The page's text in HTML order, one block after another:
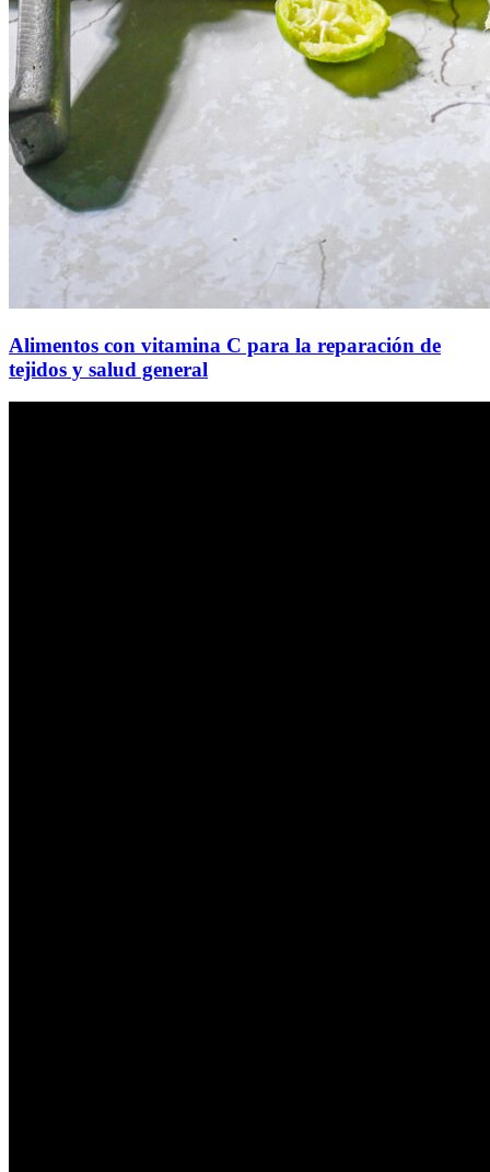
Alimentos con vitamina C para la reparación de
tejidos y salud general